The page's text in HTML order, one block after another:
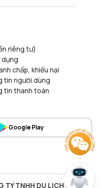
riêng tư)
dụng
chấp, khiếu nại
tin người dùng
tin thanh toán
Google Play
TY TNHH DU LỊCH 338